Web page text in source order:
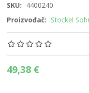
SKU: 4400240
Proizvođač: Stockel
49,38 €